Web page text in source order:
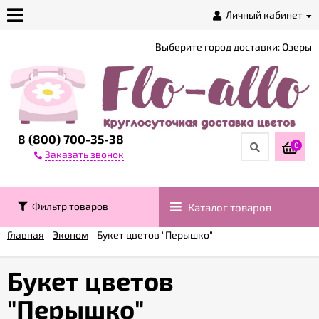
Личный кабинет
магазине
Доставка
Контакты
Гарантии
8 (800) 700-35-38
Заказать звонок
Выберите город доставки:Озеры
0
Фильтр товаров Каталог товаров
Главная -Эконом - Букет цветов "Перышко"
Букет цветов
"Перышко"